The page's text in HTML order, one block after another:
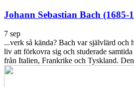
Johann Sebastian Bach (1685-
7 sep
...verk så kända? Bach var självlärd och
liv att förkovra sig och studerade
från Italien, Frankrike och Tyskland. Den